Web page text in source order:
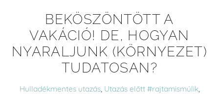
BEKÖSZÖNTÖTT A
VAKÁCIÓ! DE, HOGYAN
NYARALJUNK (KÖRNYEZET)
TUDATOSAN?
Hulladékmentes utazás, Utazás előtt #rajtamismúlik,